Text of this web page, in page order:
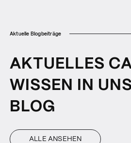
Aktuelle Blogbeiträge
AKTUELLES
WISSEN IN
BLOG
ALLE ANSEHEN